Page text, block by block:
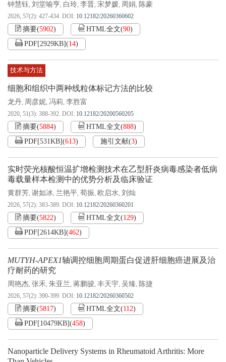
钟慧钰, 刘堂喻亨, 白玲, 李晋, 宋梦媛, 周娟, 陈豪
2026, 57(2): 427-434. DOI: 10.12182/20260360602
摘要(5902) HTML全文(90)
PDF[2929KB](14)
技术与方法
细胞和组织中两种线粒体标记方法的比较
龙丹, 周彦妮, 冯莉, 李胜富
2020, 51(3): 388-392. DOI: 10.12182/20200560205
摘要(5884) HTML全文(888)
PDF[531KB](613) 施引文献(3)
实时荧光核酸恒温扩增检测技术在乙型肝炎病毒感染者低病
毒载量样本检测中的优势分析及临床验证
黄群芳, 谢如冰, 兰艳平, 荀振, 欧启水, 刘灿
2026, 57(2): 383-389. DOI: 10.12182/20260360201
摘要(5822) HTML全文(129)
PDF[2614KB](462)
MUTYH-APEX1轴调控细胞周期蛋白促进肝细胞癌进展及治
疗耐药的研究
周艳杰, 张禾, 朱亚兰, 蒋鹏骏, 丰天宇, 吴臻, 陈捷
2026, 57(2): 390-399. DOI: 10.12182/20260360502
摘要(5817) HTML全文(112)
PDF[10479KB](458)
Nanoparticle Delivery Systems in Rheumatoid Arthritis: More